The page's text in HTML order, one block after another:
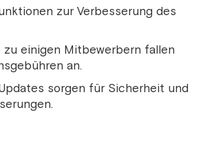
zur Verbesserung des
zu einigen Mitbewerbern fallen
an.
sorgen für Sicherheit und